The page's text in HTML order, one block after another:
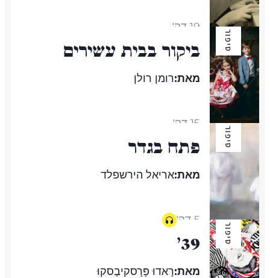
19 דק'
סיפור ביקור בבית עשירים
מאת:רומן רולן
15 דק'
סיפור פתח בגדר
מאת:אריאל הירשפלד
5 דק'
סיפור 39'
מאת:רָאדוּ פָּרָסקיבֶסקוּ